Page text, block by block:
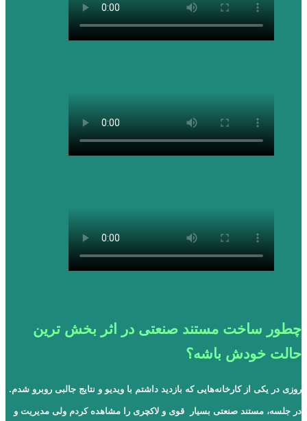
چطور ساخت مستند صنعتی در اثر بخش ترین
حالت خودش باشه؟
روزی در یکی از کارخانه‌هایی که بازدید داشتم با ویدیو و نتایج جالبی روبرو شدم.
در جلسه، مستند صنعتی بسیار قوی و لاکچری را مشاهده کردم ولی مدیریت و